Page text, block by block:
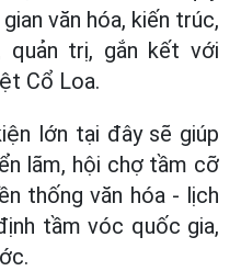
văn hóa, kiến trúc,
quản trị, gắn kết với
Cổ Loa.
lớn tại đây sẽ giúp
lãm, hội chợ tầm cỡ
thống văn hóa - lịch
tầm vóc quốc gia,